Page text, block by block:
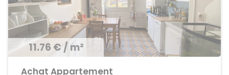
11.76 € / m²
Achat Appartement